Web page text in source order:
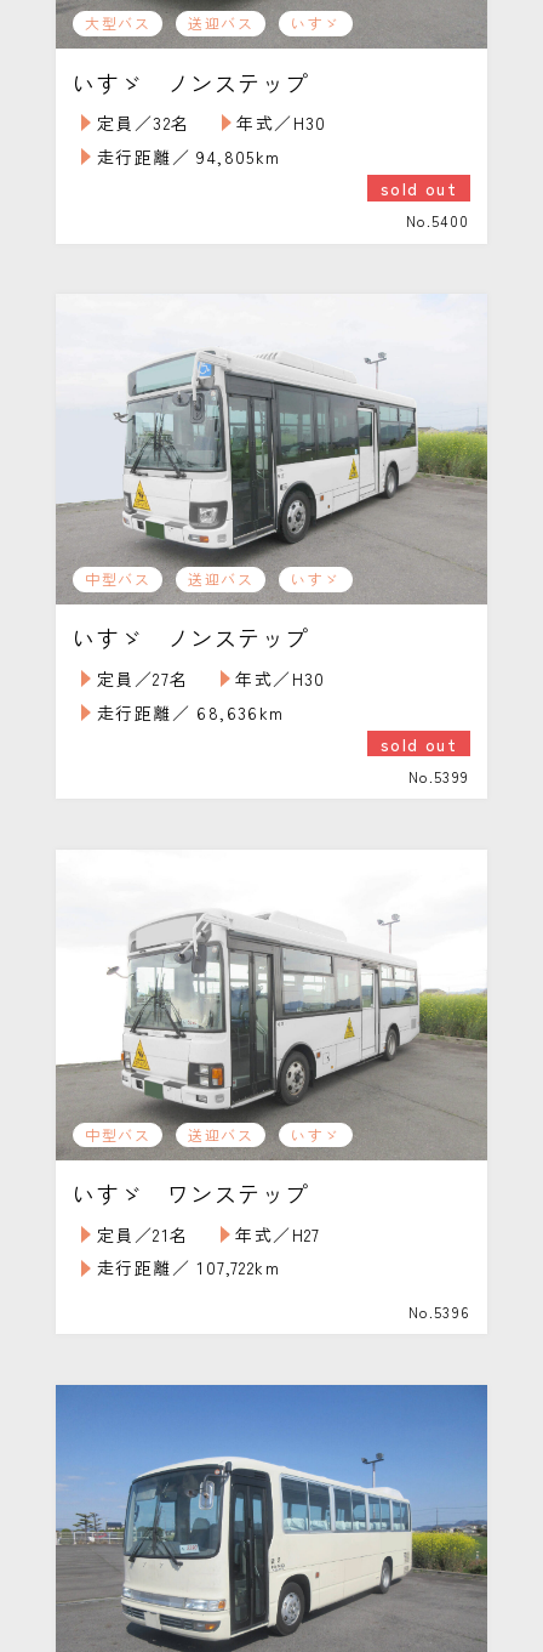
大型バス 送迎バス いすゞ
いすゞ ノンステップ
定員／32名
年式／H30
走行距離／ 94,805km
sold out
No.5400
中型バス 送迎バス いすゞ
いすゞ ノンステップ
定員／27名
年式／H30
走行距離／ 68,636km
sold out
No.5399
中型バス 送迎バス いすゞ
いすゞ ワンステップ
定員／21名
年式／H27
走行距離／ 107,722km
No.5396